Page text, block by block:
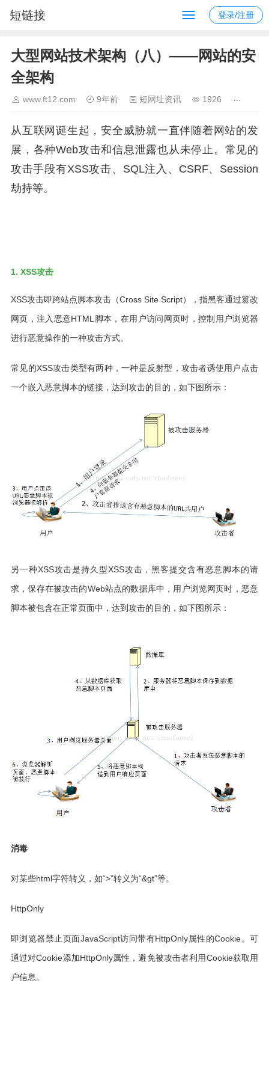
短链接 登录/注册
大型网站技术架构（八）——网站的安
全架构
www.ft12.com 9年前 短网址资讯 1926
从互联网诞生起，安全威胁就一直伴随着网站的发
展，各种Web攻击和信息泄露也从未停止。常见的
攻击手段有XSS攻击、SQL注入、CSRF、Session
劫持等。
1. XSS攻击
XSS攻击即跨站点脚本攻击（Cross Site Script），指黑客通过篡改
网页，注入恶意HTML脚本，在用户访问网页时，控制用户浏览器
进行恶意操作的一种攻击方式。
常见的XSS攻击类型有两种，一种是反射型，攻击者诱使用户点击
一个嵌入恶意脚本的链接，达到攻击的目的，如下图所示：
另一种XSS攻击是持久型XSS攻击，黑客提交含有恶意脚本的请
求，保存在被攻击的Web站点的数据库中，用户浏览网页时，恶意
脚本被包含在正常页面中，达到攻击的目的，如下图所示：
消毒
对某些html字符转义，如“>”转义为“&gt”等。
HttpOnly
即浏览器禁止页面JavaScript访问带有HttpOnly属性的Cookie。可
通过对Cookie添加HttpOnly属性，避免被攻击者利用Cookie获取用
户信息。